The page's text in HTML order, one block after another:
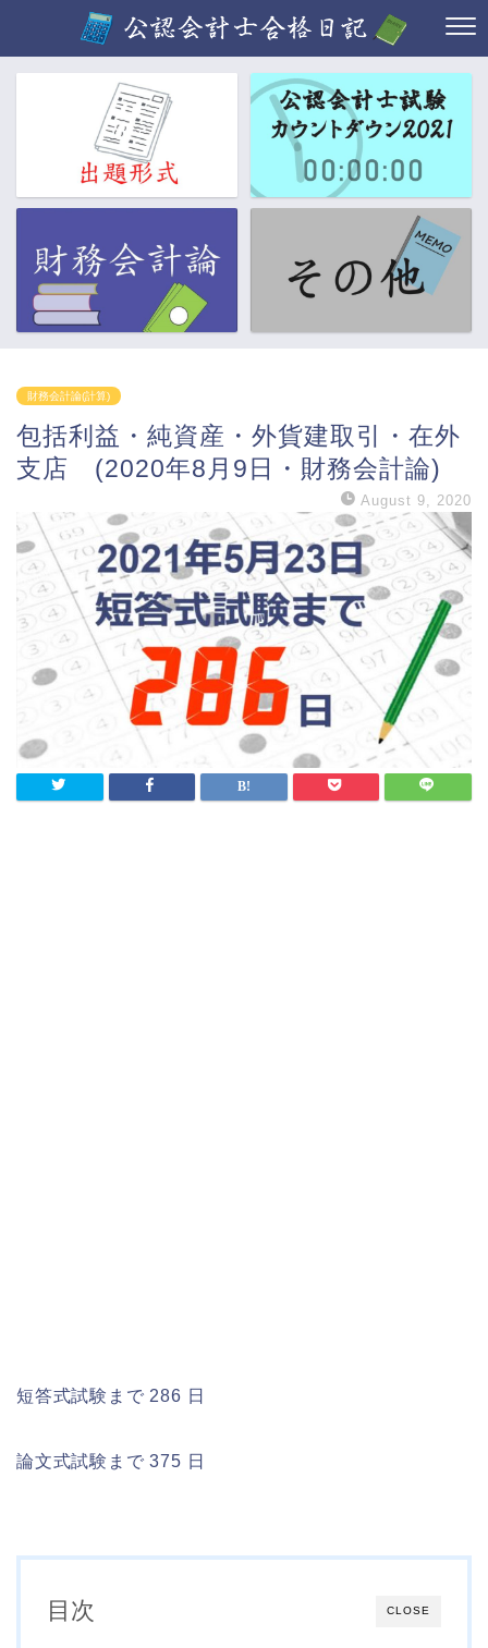
財務会計論(計算)
包括利益・純資産・外貨建取引・在外
支店 (2020年8月9日・財務会計論)
August 9, 2020
短答式試験まで 286 日
論文式試験まで 375 日
CLOSE
目次